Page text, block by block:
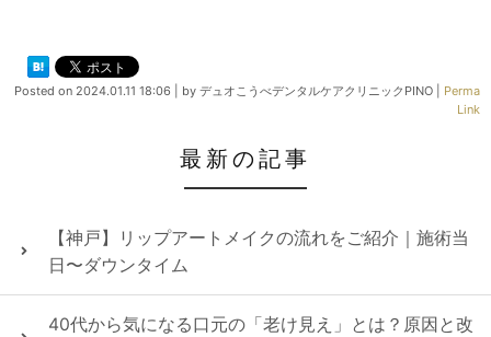
Posted on 2024.01.11 18:06 by デュオこうべデンタルケアクリニックPINO
Perma
Link
最新の記事
【神戸】リップアートメイクの流れをご紹介｜施術当
日〜ダウンタイム
40代から気になる口元の「老け見え」とは？原因と改